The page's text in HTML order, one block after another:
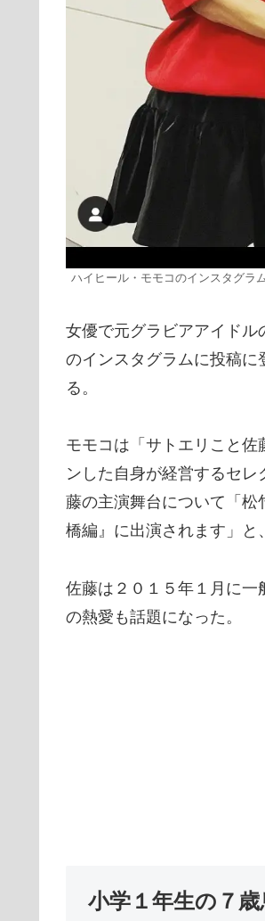
ハイヒール・モモコのインスタグラ
女優で元グラビアアイドル
のインスタグラムに投稿
る。
モモコは「サトエリこと
ンした自身が経営するセ
藤の主演舞台について「
橋編』に出演されます」と
佐藤は２０１５年１月に一
の熱愛も話題になった。
小学１年生の７